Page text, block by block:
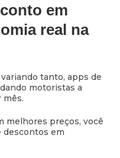
em
real na
tanto, apps de
motoristas a
mês.
melhores preços, você
descontos em